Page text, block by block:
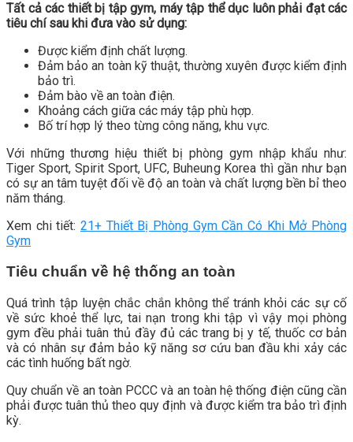
Tất cả các thiết bị tập gym, máy tập thể dục luôn phải đạt các
tiêu chí sau khi đưa vào sử dụng:
Được kiểm định chất lượng.
Đảm bảo an toàn kỹ thuật, thường xuyên được kiểm định
bảo trì.
Đảm bào về an toàn điện.
Khoảng cách giữa các máy tập phù hợp.
Bố trí hợp lý theo từng công năng, khu vực.
Với những thương hiệu thiết bị phòng gym nhập khẩu như:
Tiger Sport, Spirit Sport, UFC, Buheung Korea thì gần như bạn
có sự an tâm tuyệt đối về độ an toàn và chất lượng bền bỉ theo
năm tháng.
Xem chi tiết: 21+ Thiết Bị Phòng Gym Cần Có Khi Mở Phòng
Gym
Tiêu chuẩn về hệ thống an toàn
Quá trình tập luyện chắc chắn không thể tránh khỏi các sự cố
về sức khoẻ thể lực, tai nạn trong khi tập vì vậy mọi phòng
gym đều phải tuân thủ đầy đủ các trang bị y tế, thuốc cơ bản
và có nhân sự đảm bảo kỹ năng sơ cứu ban đầu khi xảy các
các tình huống bất ngờ.
Quy chuẩn về an toàn PCCC và an toàn hệ thống điện cũng cần
phải được tuân thủ theo quy định và được kiểm tra bảo trì định
kỳ.